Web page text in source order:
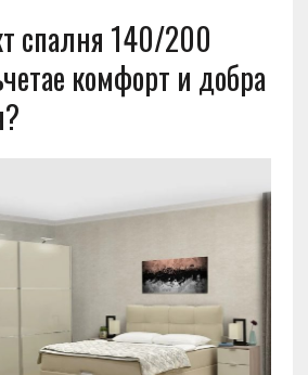
спалня 140/200
комфорт и добра